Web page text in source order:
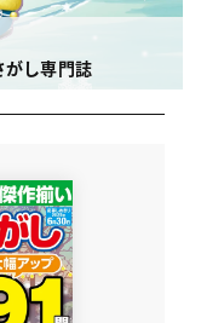
し専門誌